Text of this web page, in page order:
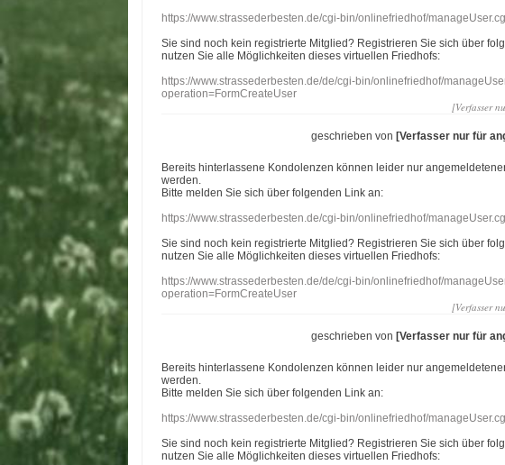
https://www.strassederbesten.de/cgi-bin/onlinefriedhof/
Sie sind noch kein registrierte Mitglied? Registrieren Sie sich über
nutzen Sie alle Möglichkeiten dieses virtuellen Friedhofs:
https://www.strassederbesten.de/de/cgi-bin/onlinefriedhof/
operation=FormCreateUser
[Verfasser
geschrieben von[Verfasser nur für
Bereits hinterlassene Kondolenzen können leider nur
werden.
Bitte melden Sie sich über folgenden Link an:
https://www.strassederbesten.de/cgi-bin/onlinefriedhof/
Sie sind noch kein registrierte Mitglied? Registrieren Sie sich über
nutzen Sie alle Möglichkeiten dieses virtuellen Friedhofs:
https://www.strassederbesten.de/de/cgi-bin/onlinefriedhof/
operation=FormCreateUser
[Verfasser
geschrieben von[Verfasser nur für
Bereits hinterlassene Kondolenzen können leider nur
werden.
Bitte melden Sie sich über folgenden Link an:
https://www.strassederbesten.de/cgi-bin/onlinefriedhof/
Sie sind noch kein registrierte Mitglied? Registrieren Sie sich über
nutzen Sie alle Möglichkeiten dieses virtuellen Friedhofs: